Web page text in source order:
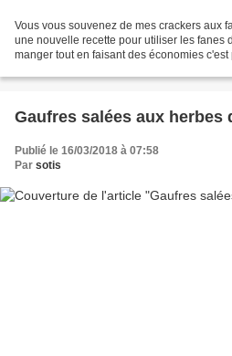
Vous vous souvenez de mes crackers aux
une nouvelle recette pour utiliser les fanes
manger tout en faisant des économies
Gaufres salées aux herbes
Publié le 16/03/2018 à 07:58
Par sotis